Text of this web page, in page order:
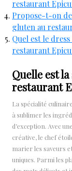
restaurant
Propose-t-on
gluten au
Quel est le
restaurant
Quelle est
restaurant
La spécialité
à sublimer les
d’exception. Avec
créative, le chef
marier les saveurs
uniques. Parmi les